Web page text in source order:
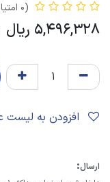
(0 امتیاز)
5,496,328 ریال
ارسال: